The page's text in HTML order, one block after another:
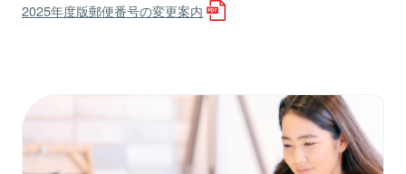
2025年度版郵便番号の変更案内